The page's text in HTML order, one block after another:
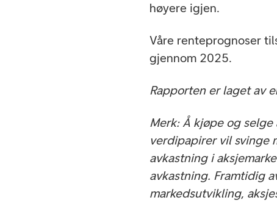
høyere igjen.
Våre renteprognoser
gjennom 2025.
Rapporten er laget av
Merk: Å kjøpe og
verdipapirer vil svinge
avkastning i
avkastning. Framtidig
markedsutvikling,